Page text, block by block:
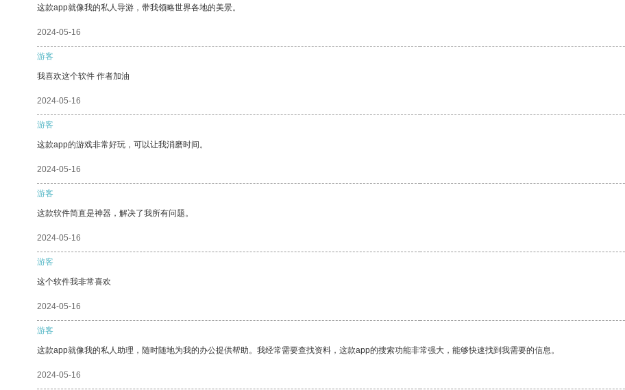
这款app就像我的私人导游，带我领略世界各地的美景。
2024-05-16
游客
我喜欢这个软件 作者加油
2024-05-16
游客
这款app的游戏非常好玩，可以让我消磨时间。
2024-05-16
游客
这款软件简直是神器，解决了我所有问题。
2024-05-16
游客
这个软件我非常喜欢
2024-05-16
游客
这款app就像我的私人助理，随时随地为我的办公提供帮助。我经常需要查找资料，这款app的搜索功能非常强大，能够快速找到我需要的信息。
2024-05-16